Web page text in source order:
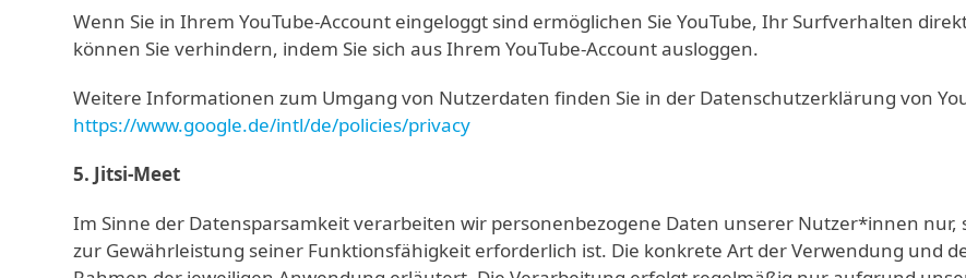
Wenn Sie in Ihrem YouTube-Account eingeloggt sind ermöglichen Sie YouTube, Ihr Surfverhalten
können Sie verhindern, indem Sie sich aus Ihrem YouTube-Account ausloggen.
Weitere Informationen zum Umgang von Nutzerdaten finden Sie in der Datenschutzerklärung von
https://www.google.de/intl/de/policies/privacy
5. Jitsi-Meet
Im Sinne der Datensparsamkeit verarbeiten wir personenbezogene Daten unserer Nutzer*innen nur,
zur Gewährleistung seiner Funktionsfähigkeit erforderlich ist. Die konkrete Art der Verwendung und